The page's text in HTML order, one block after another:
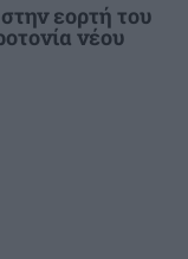
εορτή του
νέου